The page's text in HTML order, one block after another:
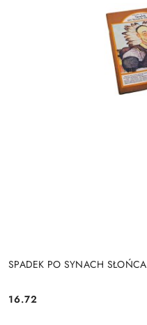
SPADEK PO SYNACH SŁOŃCA
Cena:
16.72